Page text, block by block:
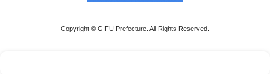
Copyright © GIFU Prefecture. All Rights Reserved.